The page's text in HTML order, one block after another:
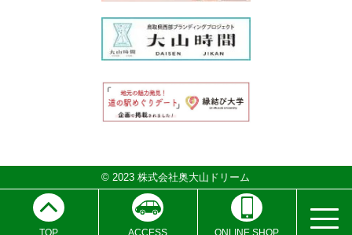
TOP ACCESS ONLINE SHOP
© 2023 株式会社奥大山ドリーム